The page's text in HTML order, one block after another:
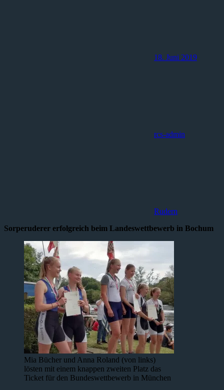
18. Juni 2019
rcs-admin
Rudern
Sorperuderer erfolgreich beim Landeswettbewerb in Bochum
Mia Bücher und Anna Roland (von links)
lösten mit einem knappen zweiten Platz das
Ticket für den Bundeswettbewerb in München